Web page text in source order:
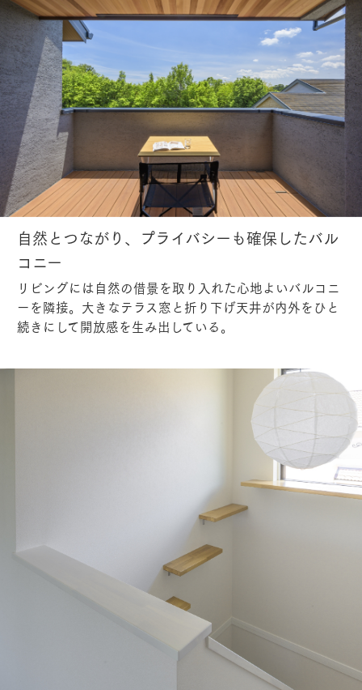
自然とつながり、プライバシーも確保したバル
コニー
リビングには自然の借景を取り入れた心地よいバルコニ
ーを隣接。大きなテラス窓と折り下げ天井が内外をひと
続きにして開放感を生み出している。